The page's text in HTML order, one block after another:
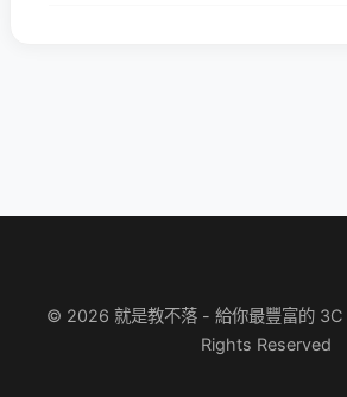
© 2026 就是教不落 - 給你最豐富的 3C
Rights Reserved